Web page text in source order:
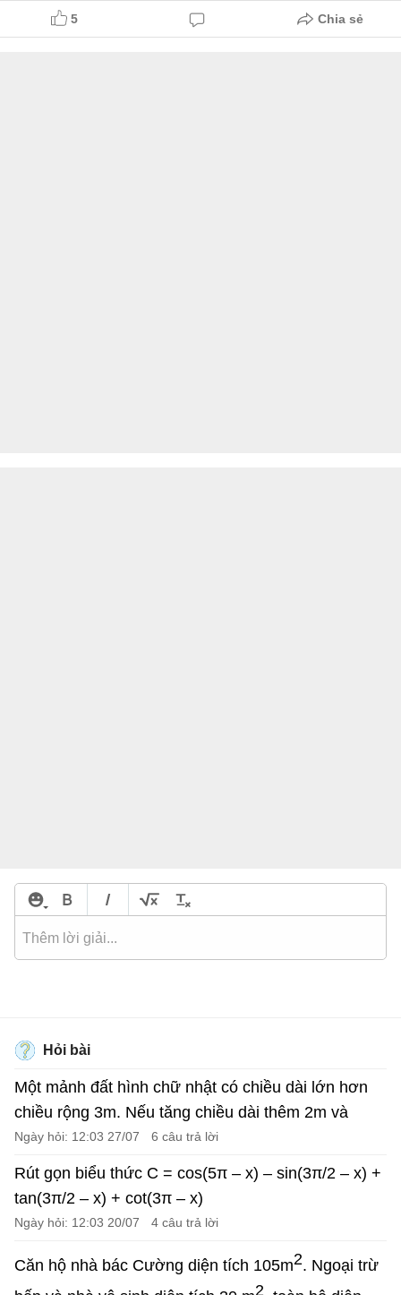
5 Chia sẻ
Hỏi bài
Một mảnh đất hình chữ nhật có chiều dài lớn hơn
chiều rộng 3m. Nếu tăng chiều dài thêm 2m và
giảm chiều rộng 1m thì diện tích mảnh đất không
đổi. Tính chiều dài và chiều rộng ban đầu của mảnh
Ngày hỏi: 12:03 27/07 6 câu trả lời
Rút gọn biểu thức C = cos(5π – x) – sin(3π/2 – x) +
tan(3π/2 – x) + cot(3π – x)
Ngày hỏi: 12:03 20/07 4 câu trả lời
Căn hộ nhà bác Cường diện tích 105m2. Ngoại trừ
bếp và nhà vệ sinh diện tích 30 m2 , toàn bộ diện